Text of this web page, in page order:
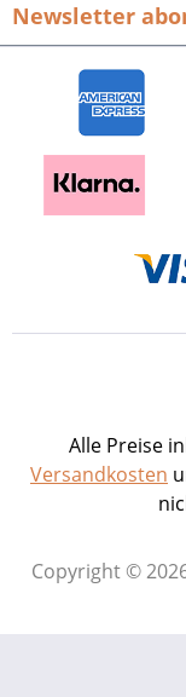
Newsletter
Alle Preise
Versandkosten
Copyright ©